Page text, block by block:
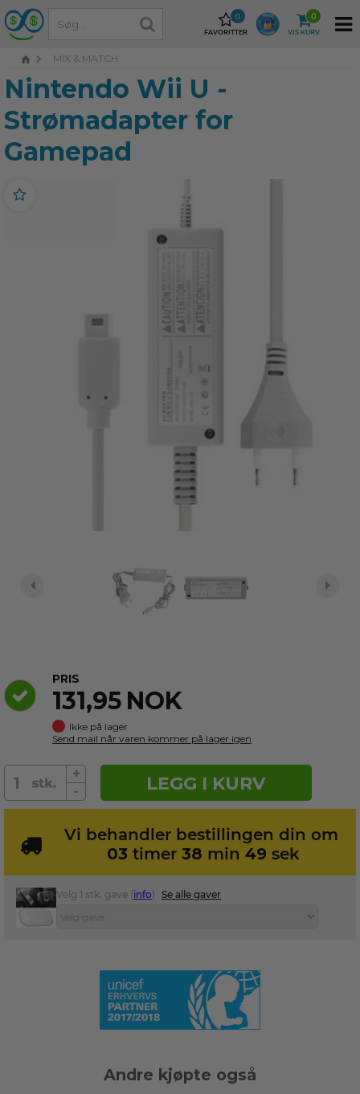
FAVORITTER
0
VIS KURV
0
MIX & MATCH
Nintendo Wii U -
Strømadapter for
Gamepad
PRIS
131,95 NOK
Ikke på lager
Send mail når varen kommer på lager igen
+
-
LEGG I KURV
Vi behandler bestillingen din om
03 timer 38 min 48 sek
Velg 1 stk. gave ( info ) Se alle gaver
Andre kjøpte også